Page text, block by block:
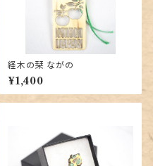
経木の栞 ながの
¥1,400